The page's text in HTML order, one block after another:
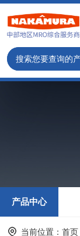
产品中心
当前位置： 首页